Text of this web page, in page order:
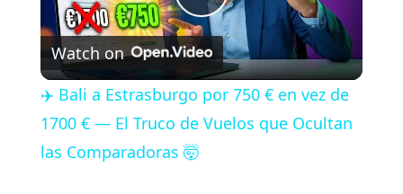
P
l
a
Watch on
✈️ Bali a Estrasburgo por 750 € en vez de
1700 € — El Truco de Vuelos que Ocultan
las Comparadoras 🤯